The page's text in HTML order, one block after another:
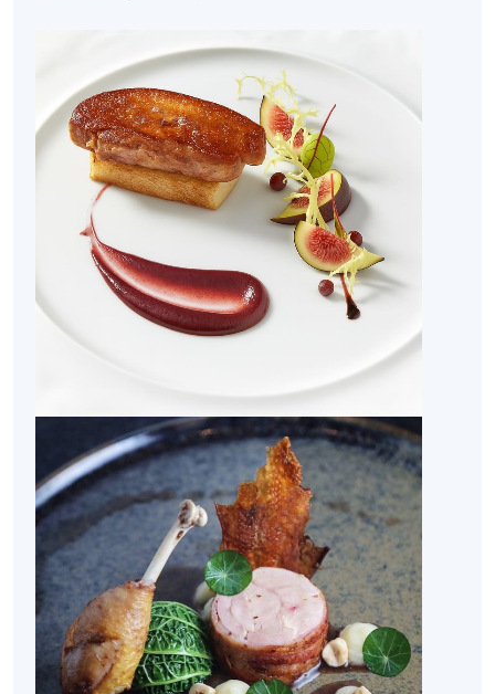
報名代碼
2360-1273NW
開課日期
2025年12月7日 (星期日)
現時接受報名